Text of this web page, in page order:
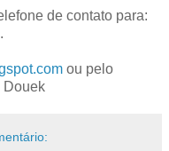
de contato para:
ou pelo
Douek